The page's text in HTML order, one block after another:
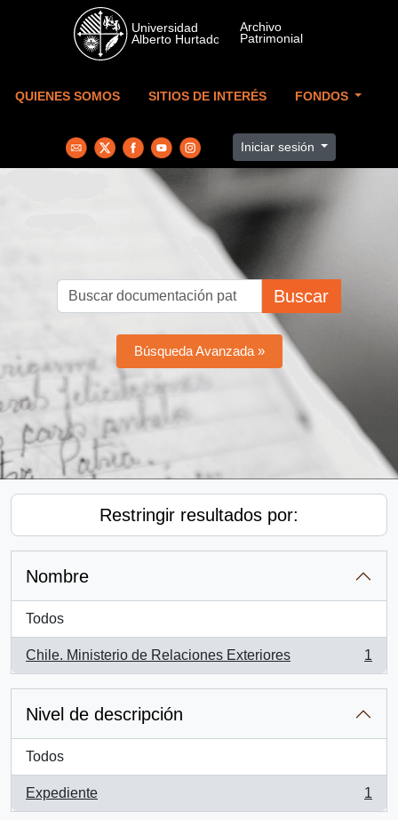
Skip to main content
QUIENES SOMOS SITIOS DE INTERÉS FONDOS
Iniciar sesión
Buscar
Búsqueda Avanzada »
Restringir resultados por:
Nombre
Todos
Chile. Ministerio de Relaciones Exteriores
, 1 resultados
1
Nivel de descripción
Todos
Expediente
, 1 resultados
1